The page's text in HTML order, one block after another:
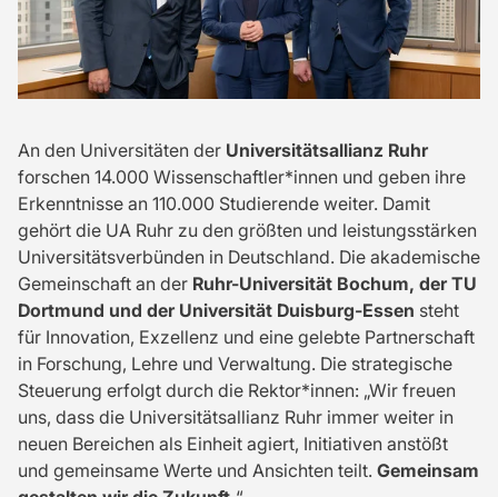
An den Universitäten der Universitätsallianz Ruhr
forschen 14.000 Wissenschaftler*innen und geben ihre
Erkenntnisse an 110.000 Studierende weiter. Damit
gehört die UA Ruhr zu den größten und leistungsstärken
Universitätsverbünden in Deutschland. Die akademische
Gemeinschaft an der Ruhr-Universität Bochum, der TU
Dortmund und der Universität Duisburg-Essen steht
für Innovation, Exzellenz und eine gelebte Partnerschaft
in Forschung, Lehre und Verwaltung. Die strategische
Steuerung erfolgt durch die Rektor*innen: „Wir freuen
uns, dass die Universitätsallianz Ruhr immer weiter in
neuen Bereichen als Einheit agiert, Initiativen anstößt
und gemeinsame Werte und Ansichten teilt. Gemeinsam